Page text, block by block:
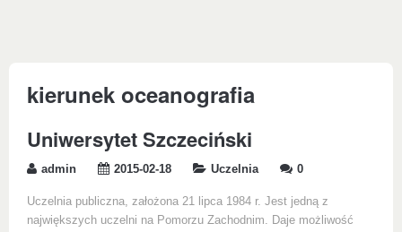
kierunek oceanografia
Uniwersytet Szczeciński
admin 2015-02-18 Uczelnia 0
Uczelnia publiczna, założona 21 lipca 1984 r. Jest jedną z
największych uczelni na Pomorzu Zachodnim. Daje możliwość